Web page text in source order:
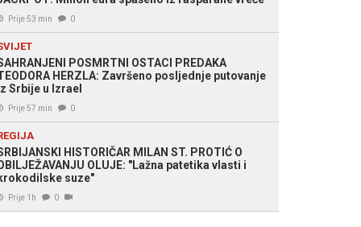
Prije 53 min 0
POSMRTNI OSTACI PREDAKA
HERZLA: Završeno posljednje putovanje
Srbije u Izrael
Prije 57 min 0
HISTORIČAR MILAN ST. PROTIĆ O
OLUJE: "Lažna patetika vlasti i
suze"
Prije 1h 0